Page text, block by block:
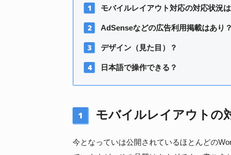
モバイルレイアウト対応の対応状況は
AdSenseなどの広告利用掲載はあり
デザイン（見た目）？
日本語で操作できる？
1 モバイルレイアウトの
今となっていは公開されているほとんどの